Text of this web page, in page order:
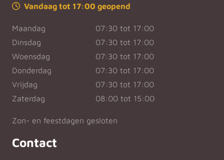
Vandaag tot 17:00 geopend
Maandag
07:30 tot 17:00
Dinsdag
07:30 tot 17:00
Woensdag
07:30 tot 17:00
Donderdag
07:30 tot 17:00
Vrijdag
07:30 tot 17:00
Zaterdag
08:00 tot 15:00
Zon- en feestdagen gesloten
Contact